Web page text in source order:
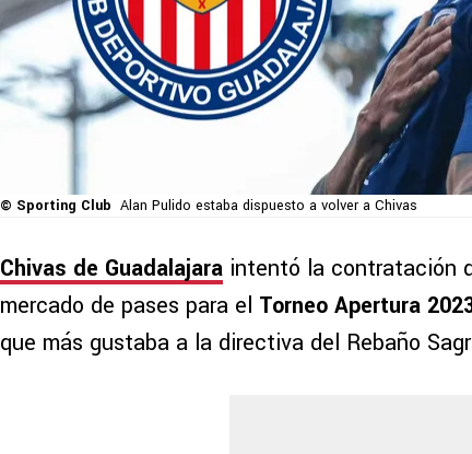
© Sporting Club Alan Pulido estaba dispuesto a volver a Chivas
Chivas de Guadalajara intentó la contratación
mercado de pases para el Torneo Apertura
que más gustaba a la directiva del Rebaño